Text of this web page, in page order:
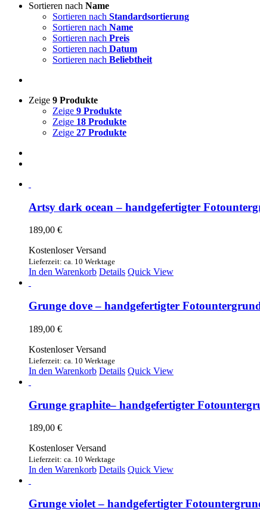
Sortieren nach Name
Sortieren nach Standardsortierung
Sortieren nach Name
Sortieren nach Preis
Sortieren nach Datum
Sortieren nach Beliebtheit
Zeige 9 Produkte
Zeige 9 Produkte
Zeige 18 Produkte
Zeige 27 Produkte
Artsy dark ocean – handgefertigter
189,00 €
Kostenloser Versand
Lieferzeit: ca. 10 Werktage
In den Warenkorb Details Quick View
Grunge dove – handgefertigter
189,00 €
Kostenloser Versand
Lieferzeit: ca. 10 Werktage
In den Warenkorb Details Quick View
Grunge graphite– handgefertigter
189,00 €
Kostenloser Versand
Lieferzeit: ca. 10 Werktage
In den Warenkorb Details Quick View
Grunge violet – handgefertigter